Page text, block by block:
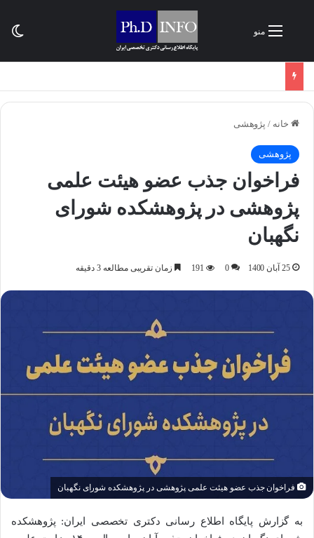
منو
خانه / پژوهشی
پژوهشی
فراخوان جذب عضو هیئت علمی
پژوهشی در پژوهشکده شورای
نگهبان
25 آبان 1400 0
191 زمان تقریبی مطالعه 3 دقیقه
فراخوان جذب عضو هیئت علمی پژوهشی در پژوهشکده شورای نگهبان
به گزارش پایگاه اطلاع رسانی دکتری تخصصی ایران: پژوهشکده